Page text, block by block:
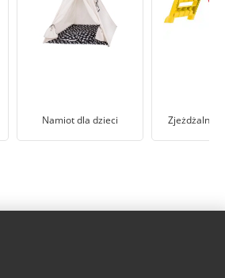
Namiot dla dzieci Zjeżdżalnia